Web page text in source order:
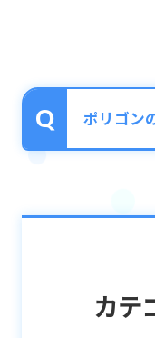
ポリゴン
する事が可能
◆iOS端末（
カテ